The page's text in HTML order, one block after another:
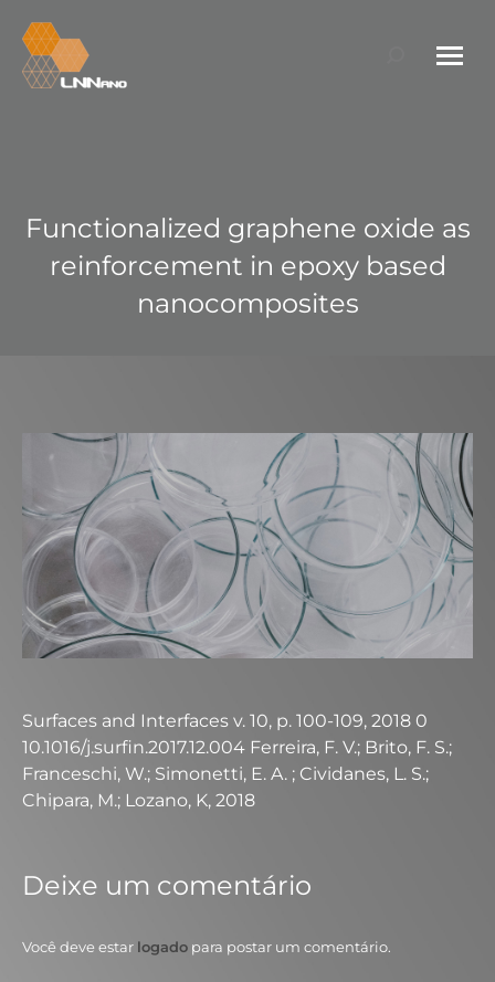
Search:
Functionalized graphene oxide as
reinforcement in epoxy based
nanocomposites
Surfaces and Interfaces v. 10, p. 100-109, 2018 0
10.1016/j.surfin.2017.12.004 Ferreira, F. V.; Brito, F. S.;
Franceschi, W.; Simonetti, E. A. ; Cividanes, L. S.;
Chipara, M.; Lozano, K, 2018
Deixe um comentário
Você deve estar logado para postar um comentário.